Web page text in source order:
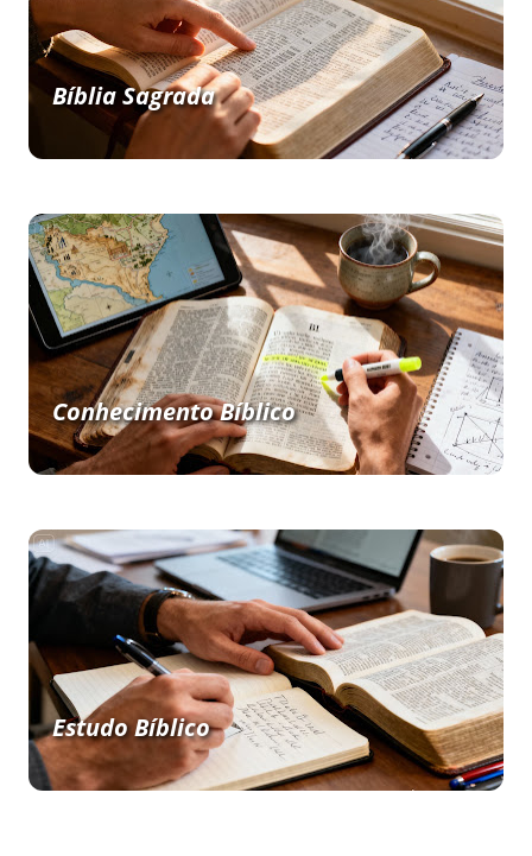
Bíblia Sagrada
Conhecimento Bíblico
Estudo Bíblico